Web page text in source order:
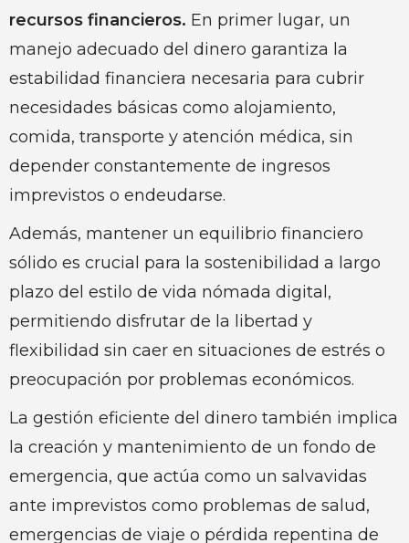
recursos financieros. En primer lugar, un
manejo adecuado del dinero garantiza la
estabilidad financiera necesaria para cubrir
necesidades básicas como alojamiento,
comida, transporte y atención médica, sin
depender constantemente de ingresos
imprevistos o endeudarse.
Además, mantener un equilibrio financiero
sólido es crucial para la sostenibilidad a largo
plazo del estilo de vida nómada digital,
permitiendo disfrutar de la libertad y
flexibilidad sin caer en situaciones de estrés o
preocupación por problemas económicos.
La gestión eficiente del dinero también implica
la creación y mantenimiento de un fondo de
emergencia, que actúa como un salvavidas
ante imprevistos como problemas de salud,
emergencias de viaje o pérdida repentina de